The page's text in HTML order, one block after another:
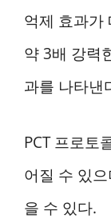
억제 효과가
약 3배 강력
과를 나타낸
PCT 프로토
어질 수 있
을 수 있다.